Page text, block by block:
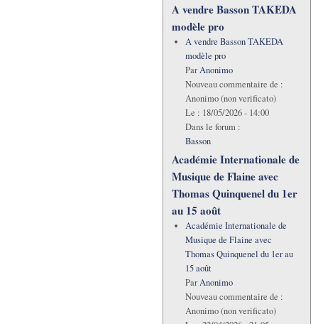
A vendre Basson TAKEDA
modèle pro
A vendre Basson TAKEDA
modèle pro
ParAnonimo
Nouveau commentaire de :
Anonimo (non verificato)
Le : 18/05/2026 - 14:00
Dans le forum :
Basson
Académie Internationale de
Musique de Flaine avec
Thomas Quinquenel du 1er
au 15 août
Académie Internationale de
Musique de Flaine avec
Thomas Quinquenel du 1er au
15 août
ParAnonimo
Nouveau commentaire de :
Anonimo (non verificato)